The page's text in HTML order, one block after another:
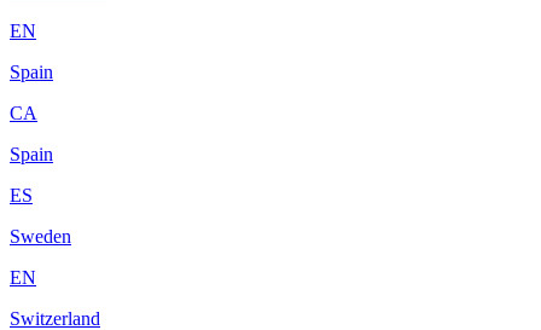
EN
Spain
CA
Spain
ES
Sweden
EN
Switzerland